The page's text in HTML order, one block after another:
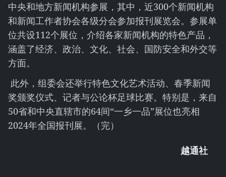
中央和地方新闻机构参展，其中，近300个新闻机构
和新闻工作者协会各级分会参加报刊展览会。参展单
位共设112个展位，介绍各家新闻机构的特色产品，
涵盖了经济、政治、文化、社会、国防安全和外交等
方面。
此外，组委会还举行特色文化艺术活动、春季新闻
奖颁奖仪式、记者与公论杯足球比赛。特别是，来自
50省和中央直辖市的64间“一乡一品”展位也亮相
2024年全国报刊展。（完）
越通社